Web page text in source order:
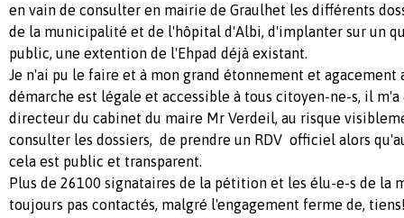
en vain de consulter en mairie de Graulhet les différents
de la municipalité et de l'hôpital d'Albi, d'implanter sur un
public, une extention de l'Ehpad déjà existant.
Je n'ai pu le faire et à mon grand étonnement et agacement
démarche est légale et accessible à tous citoyen-ne-s, il
directeur du cabinet du maire Mr Verdeil, au risque
consulter les dossiers, de prendre un RDV officiel alors
cela est public et transparent.
Plus de 26100 signataires de la pétition et les élu-e-s de la
toujours pas contactés, malgré l'engagement ferme de,